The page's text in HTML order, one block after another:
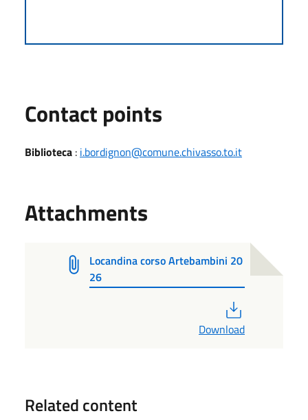
Contact points
Biblioteca : i.bordignon@comune.chivasso.to.it
Attachments
Locandina corso Artebambini 20
26
Download
Related content